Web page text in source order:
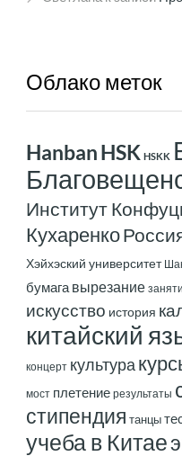
Облако меток
HanbanHSK HSKK
Институт
Кухаренко
Хэйхэский университет
бумага вырезание
искусство история
китайский
концерт культура
мост плетение результаты
стипендия танцы
учеба в Китае